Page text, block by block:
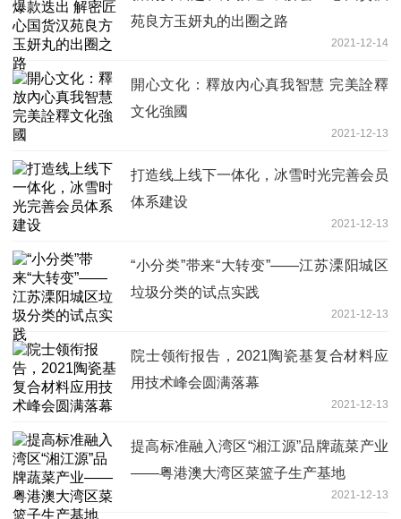
苑良方玉妍丸的出圈之路
2021-12-14
開心文化：釋放內心真我智慧 完美詮釋
文化強國
2021-12-13
打造线上线下一体化，冰雪时光完善会员
体系建设
2021-12-13
“小分类”带来“大转变”——江苏溧阳城区
垃圾分类的试点实践
2021-12-13
院士领衔报告，2021陶瓷基复合材料应
用技术峰会圆满落幕
2021-12-13
提高标准融入湾区“湘江源”品牌蔬菜产业
——粤港澳大湾区菜篮子生产基地
2021-12-13